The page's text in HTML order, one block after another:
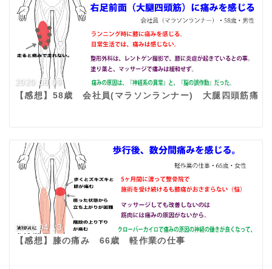
2020.06.09
【感想】58歳 会社員(マラソンランナー) 大腿四頭筋痛
2020.04.13
【感想】膝の痛み 66歳 軽作業の仕事